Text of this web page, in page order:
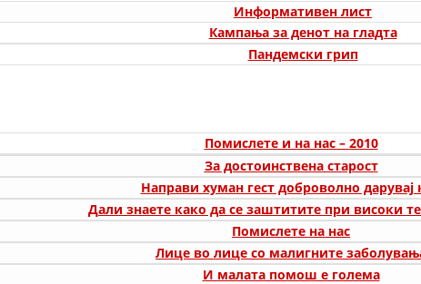
СТРУКТУРА И
УПОТРЕБА И
СОЦИЈАЛНО
ПОДГОТВЕНОСТ И
Информативен лист
Кампања за денот на гладта
Пандемски грип
Помислете и на нас – 2010
За достоинствена старост
Направи хуман гест доброволно дарувај
Дали знаете како да се заштитите при високи
Помислете на нас
Лице во лице со малигните
И малата помош е голема